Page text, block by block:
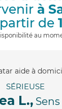
à
de
au
SÉRIEUSE
L., Sens